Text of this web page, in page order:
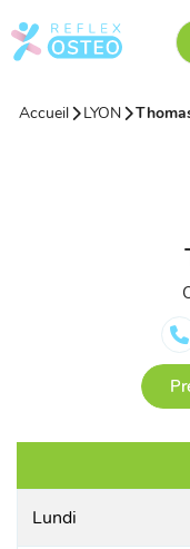
Accueil LYON
Lundi